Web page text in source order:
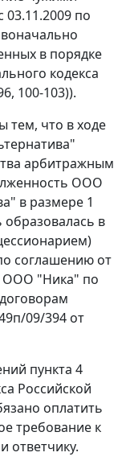
по
в порядке
кодекса
100-103)).
тем, что в ходе
арбитражным
ООО
в размере 1
образовалась в
соглашению от
ООО "Ника" по
09/394 от
пункта 4
Российской
оплатить
требование к
ответчику.